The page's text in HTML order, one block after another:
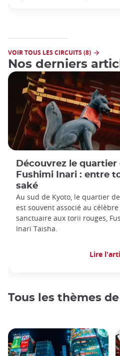
VOIR TOUS LES CIRCUITS (8)
Nos derniers
Découvrez le quartier
Fushimi Inari : entre
saké
Au sud de Kyoto, le quartier
est souvent associé au célèbre
sanctuaire aux torii rouges,
Inari Taisha.
Lire
Tous les thèmes